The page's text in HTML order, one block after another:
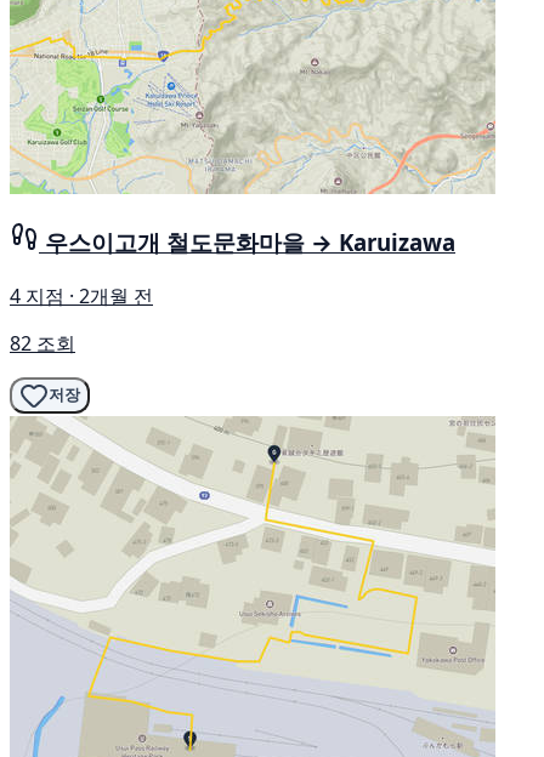
우스이고개 철도문화마을 → Karuizawa
4 지점 · 2개월 전
82 조회
저장